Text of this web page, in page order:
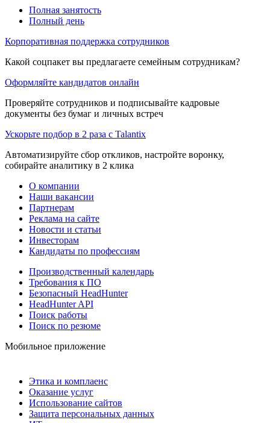
Полная занятость
Полный день
Корпоративная поддержка сотрудников
Какой соцпакет вы предлагаете семейным сотрудникам?
Оформляйте кандидатов онлайн
Проверяйте сотрудников и подписывайте кадровые
документы без бумаг и личных встреч
Ускорьте подбор в 2 раза с Talantix
Автоматизируйте сбор откликов, настройте воронку,
собирайте аналитику в 2 клика
О компании
Наши вакансии
Партнерам
Реклама на сайте
Новости и статьи
Инвесторам
Кандидаты по профессиям
Производственный календарь
Требования к ПО
Безопасный HeadHunter
HeadHunter API
Поиск работы
Поиск по резюме
Мобильное приложение
Этика и комплаенс
Оказание услуг
Использование сайтов
Защита персональных данных